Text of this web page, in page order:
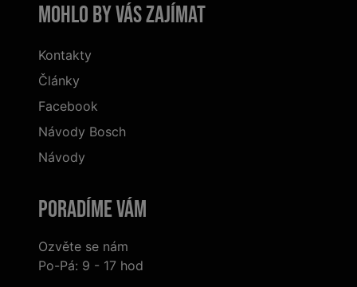
Mohlo by vás zajímat
Kontakty
Články
Facebook
Návody Bosch
Návody
Poradíme Vám
Ozvěte se nám
Po-Pá: 9 - 17 hod